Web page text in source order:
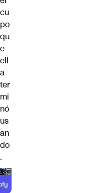
cu
po
qu
e
ell
a
ter
mi
nó
us
an
do
.